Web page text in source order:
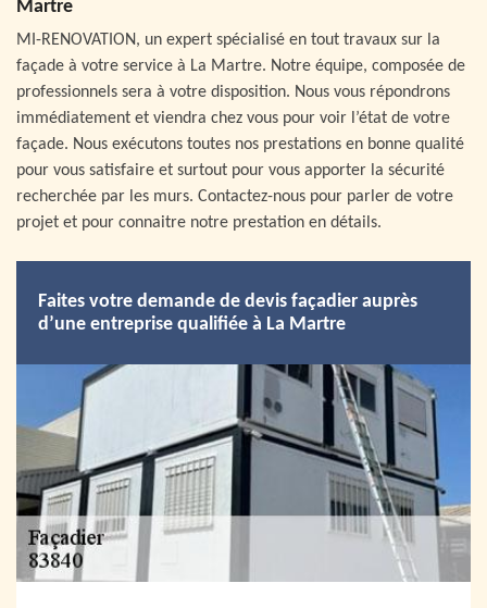
Martre
MI-RENOVATION, un expert spécialisé en tout travaux sur la
façade à votre service à La Martre. Notre équipe, composée de
professionnels sera à votre disposition. Nous vous répondrons
immédiatement et viendra chez vous pour voir l’état de votre
façade. Nous exécutons toutes nos prestations en bonne qualité
pour vous satisfaire et surtout pour vous apporter la sécurité
recherchée par les murs. Contactez-nous pour parler de votre
projet et pour connaitre notre prestation en détails.
Faites votre demande de devis façadier auprès
d’une entreprise qualifiée à La Martre